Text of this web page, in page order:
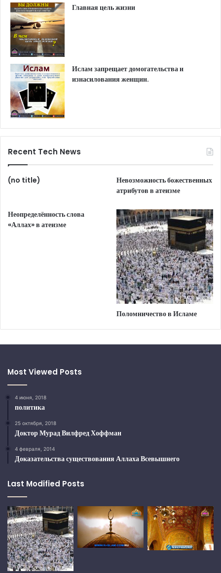
Главная цель жизни
Ислам запрещает домогательства и
изнасилования женщин.
Recent Tech News
(no title)
Невозможность божественных
атрибутов в атеизме
Неопределённость слова
«Аллах» в атеизме
Поломничество в Исламе
Most Viewed Posts
4 июня, 2018
политика
25 октября, 2018
Доктор Мурад Вилфред Хоффман
4 февраля, 2014
Доказательства существования Аллаха Всевышнего
Last Modified Posts